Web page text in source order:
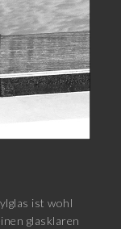
ist wohl
glasklaren